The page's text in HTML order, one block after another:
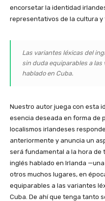
encorsetar la identidad
representativos de la cultura y
Las variantes léxicas del
sin duda equiparables a
hablado en Cuba.
Nuestro autor juega con esta
esencia deseada en forma de
localismos irlandeses
anteriormente y anuncia un
será fundamental a la hora de
inglés hablado en Irlanda
otros muchos lugares, en
equiparables a las variantes
Cuba. De ahí que tenga tanto